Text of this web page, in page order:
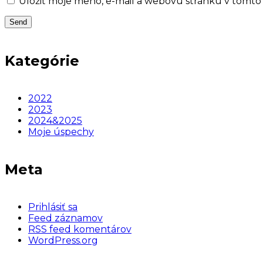
Kategórie
2022
2023
2024&2025
Moje úspechy
Meta
Prihlásiť sa
Feed záznamov
RSS feed komentárov
WordPress.org